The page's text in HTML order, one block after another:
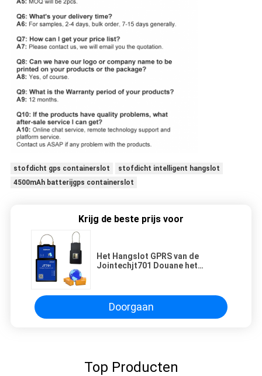
stofdicht gps containerslot
stofdicht intelligent hangslot
4500mAh batterijgps containerslot
Krijg de beste prijs voor
Het Hangslot GPRS van de
Jointechjt701 Douane het
Doorgaan
Top Producten